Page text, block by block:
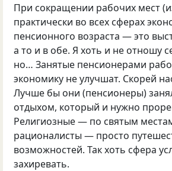
При сокращении рабочих мест
практически во всех сферах
пенсионного возраста — это
а то и в обе. Я хоть и не отношу
но… Занятые пенсионерами
экономику не улучшат. Скорей
Лучше бы они (пенсионеры)
отдыхом, который и нужно
Религиозные — по святым
рационалисты — просто
возможностей. Так хоть сфера
захиревать.